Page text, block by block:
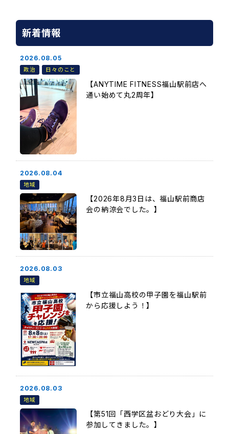
新着情報
2026.08.05
政治 日々のこと
【ANYTIME FITNESS福山駅前店へ
通い始めて丸2周年】
2026.08.04
地域
【2026年8月3日は、福山駅前商店
会の納涼会でした。】
2026.08.03
地域
【市立福山高校の甲子園を福山駅前
から応援しよう！】
2026.08.03
地域
【第51回「西学区盆おどり大会」に
参加してきました。】